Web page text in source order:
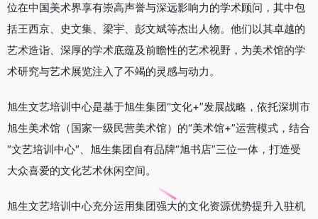
位在中国美术界享有崇高声誉与深远影响力的学术顾问，其中包
括王西京、史文集、梁宇、彭文斌等杰出人物。他们以其卓越的
艺术造诣、深厚的学术底蕴及前瞻性的艺术视野，为美术馆的学
术研究与艺术展览注入了不竭的灵感与动力。
旭生文艺培训中心是基于旭生集团“文化+”发展战略，依托深圳市
旭生美术馆（国家一级民营美术馆）的“美术馆+”运营模式，结合
“文艺培训中心“、旭生集团自有品牌“旭书店”三位一体，打造受
大众喜爱的文化艺术休闲空间。
旭生文艺培训中心充分运用集团强大的文化资源优势提升入驻机